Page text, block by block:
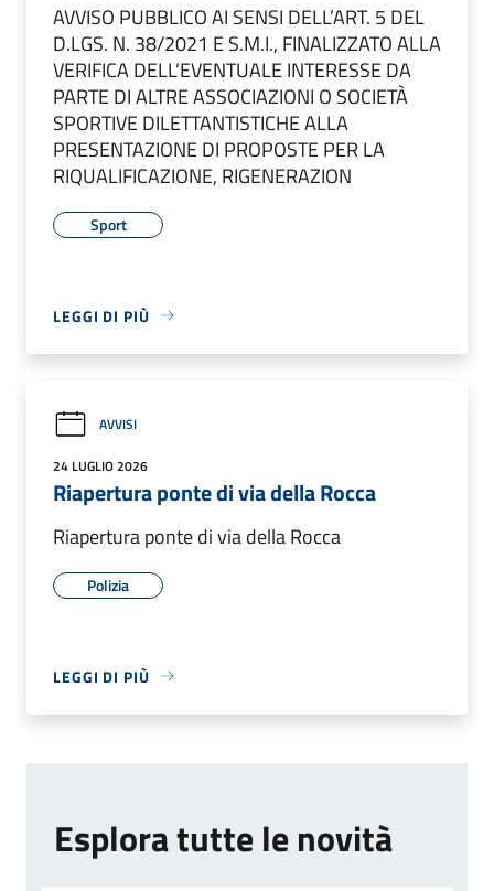
AVVISO PUBBLICO AI SENSI DELL’ART. 5 DEL
D.LGS. N. 38/2021 E S.M.I., FINALIZZATO ALLA
VERIFICA DELL’EVENTUALE INTERESSE DA
PARTE DI ALTRE ASSOCIAZIONI O SOCIETÀ
SPORTIVE DILETTANTISTICHE ALLA
PRESENTAZIONE DI PROPOSTE PER LA
RIQUALIFICAZIONE, RIGENERAZION
Sport
LEGGI DI PIÙ
AVVISI
24 LUGLIO 2026
Riapertura ponte di via della Rocca
Riapertura ponte di via della Rocca
Polizia
LEGGI DI PIÙ
Esplora tutte le novità